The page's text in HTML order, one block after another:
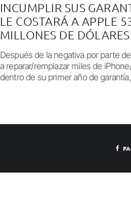
INCUMPLIR SUS
LE COSTARÁ A APPLE
MILLONES DE DÓLARES
Después de la negativa por parte
a reparar/remplazar miles de
dentro de su primer año de